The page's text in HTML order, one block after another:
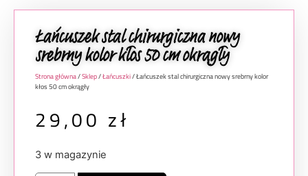
Łańcuszek stal chirurgiczna nowy
srebrny kolor kłos 50 cm okrągły
Strona główna/Sklep/Łańcuszki/ Łańcuszek stal chirurgiczna nowy srebrny kolor
kłos 50 cm okrągły
29,00 zł
3 w magazynie